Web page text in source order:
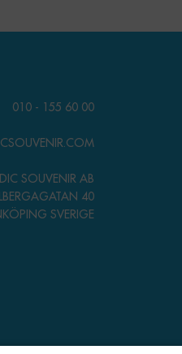
010 - 155 60 00
SOUVENIR AB
40
SVERIGE